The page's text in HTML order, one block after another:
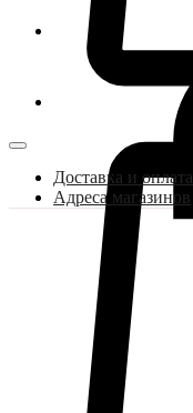
Доставка и оплата
Адреса магазинов